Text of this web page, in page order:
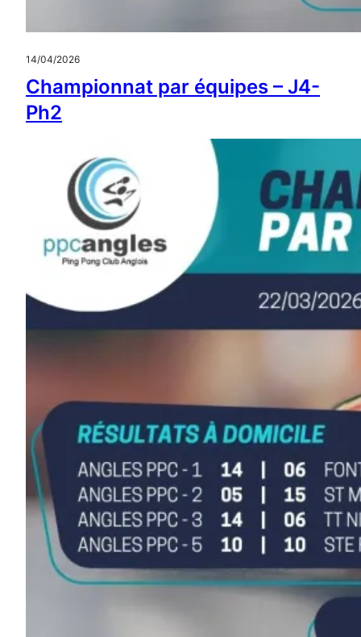
14/04/2026
Championnat par équipes – J4-
Ph2